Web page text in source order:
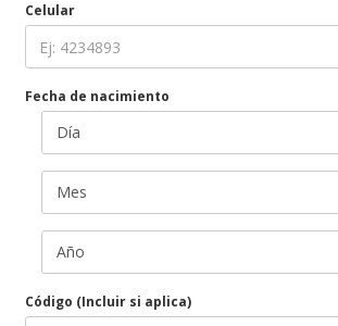
Celular
Fecha de nacimiento
Código (Incluir si aplica)